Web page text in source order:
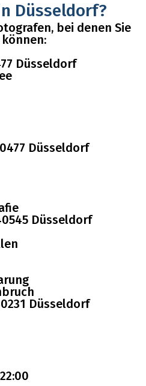
Düsseldorf?
bei denen Sie
Düsseldorf
Düsseldorf
Düsseldorf
Düsseldorf